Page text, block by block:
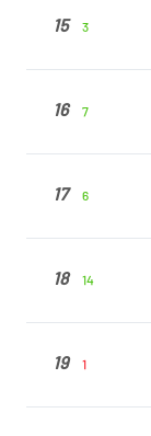
15 3
16 7
17 6
18 14
19 1